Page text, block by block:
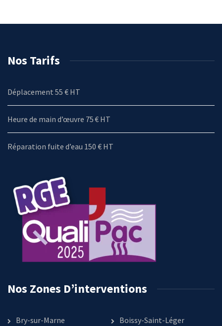
Nos Tarifs
Déplacement 55 € HT
Heure de main d’œuvre 75 € HT
Réparation fuite d’eau 150 € HT
Nos Zones D’interventions
Bry-sur-Marne Boissy-Saint-Léger